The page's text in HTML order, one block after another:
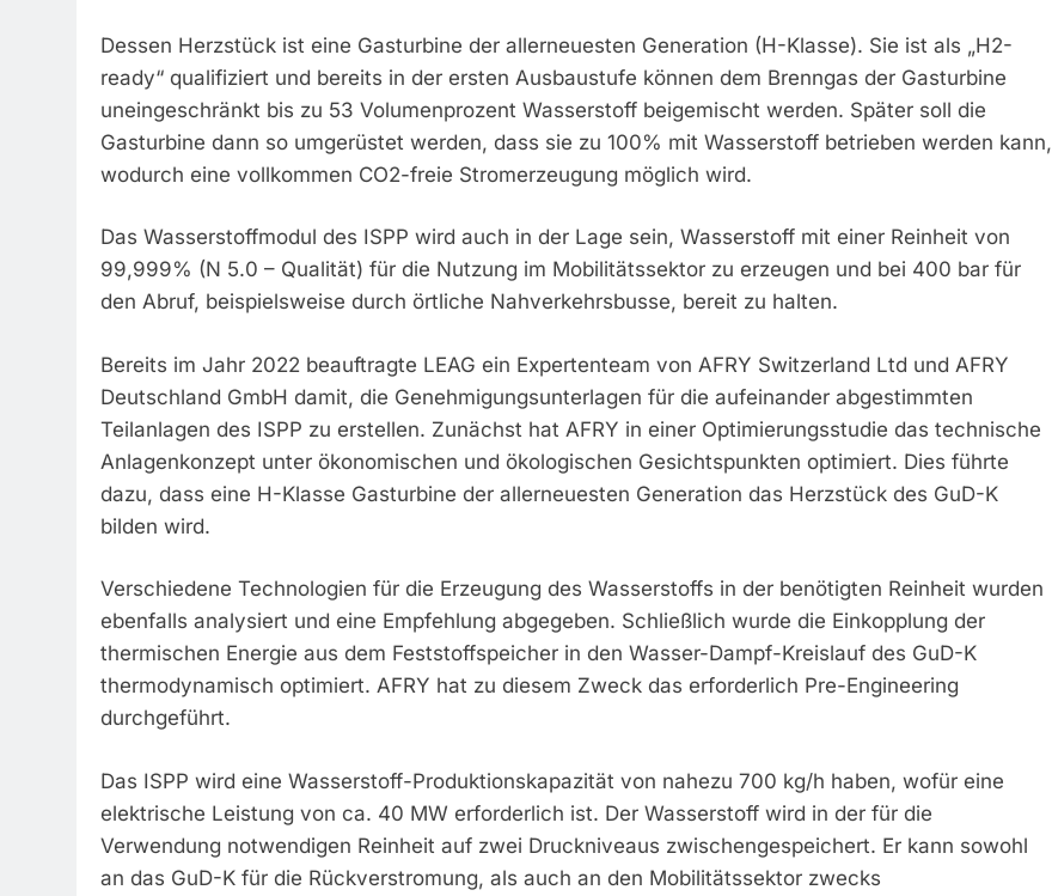
Dessen Herzstück ist eine Gasturbine der allerneuesten Generation (H-Klasse). Sie ist als „H2-
ready“ qualifiziert und bereits in der ersten Ausbaustufe können dem Brenngas der Gasturbine
uneingeschränkt bis zu 53 Volumenprozent Wasserstoff beigemischt werden. Später soll die
Gasturbine dann so umgerüstet werden, dass sie zu 100% mit Wasserstoff betrieben werden kann,
wodurch eine vollkommen CO2-freie Stromerzeugung möglich wird.
Das Wasserstoffmodul des ISPP wird auch in der Lage sein, Wasserstoff mit einer Reinheit von
99,999% (N 5.0 – Qualität) für die Nutzung im Mobilitätssektor zu erzeugen und bei 400 bar für
den Abruf, beispielsweise durch örtliche Nahverkehrsbusse, bereit zu halten.
Bereits im Jahr 2022 beauftragte LEAG ein Expertenteam von AFRY Switzerland Ltd und AFRY
Deutschland GmbH damit, die Genehmigungsunterlagen für die aufeinander abgestimmten
Teilanlagen des ISPP zu erstellen. Zunächst hat AFRY in einer Optimierungsstudie das technische
Anlagenkonzept unter ökonomischen und ökologischen Gesichtspunkten optimiert. Dies führte
dazu, dass eine H-Klasse Gasturbine der allerneuesten Generation das Herzstück des GuD-K
bilden wird.
Verschiedene Technologien für die Erzeugung des Wasserstoffs in der benötigten Reinheit wurden
ebenfalls analysiert und eine Empfehlung abgegeben. Schließlich wurde die Einkopplung der
thermischen Energie aus dem Feststoffspeicher in den Wasser-Dampf-Kreislauf des GuD-K
thermodynamisch optimiert. AFRY hat zu diesem Zweck das erforderlich Pre-Engineering
durchgeführt.
Das ISPP wird eine Wasserstoff-Produktionskapazität von nahezu 700 kg/h haben, wofür eine
elektrische Leistung von ca. 40 MW erforderlich ist. Der Wasserstoff wird in der für die
Verwendung notwendigen Reinheit auf zwei Druckniveaus zwischengespeichert. Er kann sowohl
an das GuD-K für die Rückverstromung, als auch an den Mobilitätssektor zwecks